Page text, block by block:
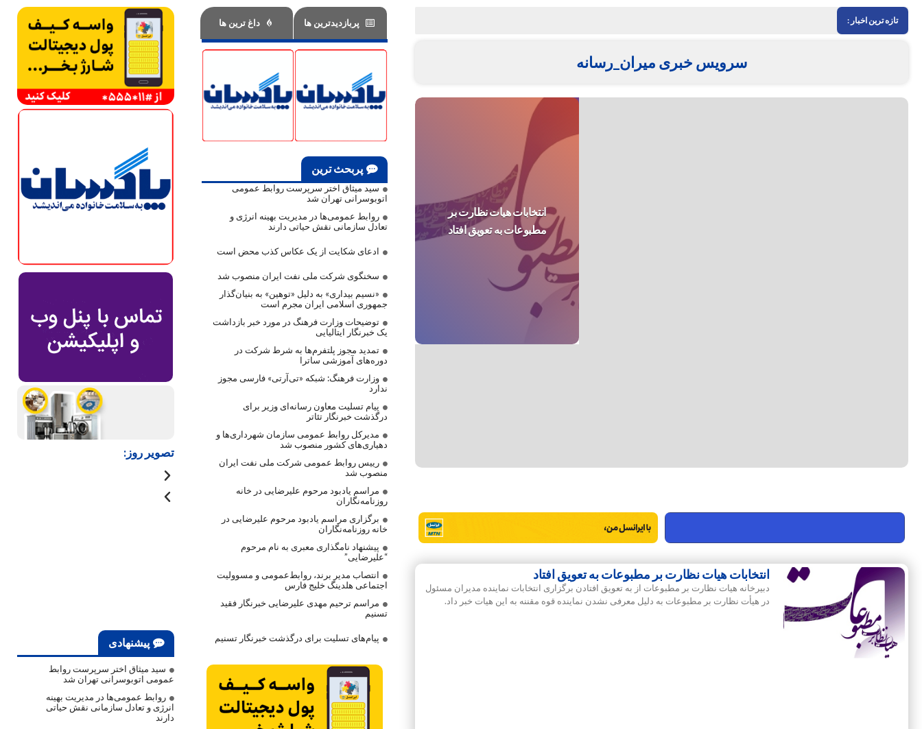
تازه ترین اخبار :
سرویس خبری میران_رسانه
انتخابات هیات نظارت بر
مطبوعات به تعویق افتاد
انتخابات هیات نظارت بر مطبوعات به تعویق افتاد
دبیرخانه هیات نظارت بر مطبوعات از به تعویق افتادن برگزاری انتخابات نماینده مدیران مسئول
در هیأت نظارت بر مطبوعات به دلیل معرفی نشدن نماینده قوه مقننه به این هیات خبر داد.
پربازدیدترین ها داغ ترین ها
پربحث ترین
سید میثاق اختر سرپرست روابط عمومی
اتوبوسرانی تهران شد
روابط عمومی‌ها در مدیریت بهینه انرژی و
تعادل سازمانی نقش حیاتی دارند
ادعای شکایت از یک عکاس کذب محض است
سخنگوی شرکت ملی نفت ایران منصوب شد
«نسیم بیداری» به دلیل «توهین» به بنیان‌گذار
جمهوری اسلامی ایران مجرم است
توضیحات وزارت فرهنگ در مورد خبر بازداشت
یک خبرنگار ایتالیایی
تمدید مجوز پلتفرم‌ها به شرط شرکت در
دوره‌های آموزشی ساترا
وزارت فرهنگ: شبکه «تی‌آرتی» فارسی مجوز
ندارد
پیام تسلیت معاون رسانه‌ای وزیر برای
درگذشت خبرنگار تئاتر
مدیرکل روابط عمومی سازمان شهرداری‌ها و
دهیاری‌های کشور منصوب شد
رییس روابط عمومی شرکت ملی نفت ایران
منصوب شد
مراسم یادبود مرحوم علیرضایی در خانه
روزنامه‌نگاران
برگزاری مراسم یادبود مرحوم علیرضایی در
خانه روزنامه‌نگاران
پیشنهاد نامگذاری معبری به نام مرحوم
“علیرضایی”
انتصاب مدیر برند، روابط‌عمومی و مسوولیت
اجتماعی هلدینگ خلیج فارس
مراسم ترحیم مهدی علیرضایی خبرنگار فقید
تسنیم
پیام‌های تسلیت برای درگذشت خبرنگار تسنیم
تصویر روز:
پیشنهادی
سید میثاق اختر سرپرست روابط
عمومی اتوبوسرانی تهران شد
روابط عمومی‌ها در مدیریت بهینه
انرژی و تعادل سازمانی نقش حیاتی
دارند